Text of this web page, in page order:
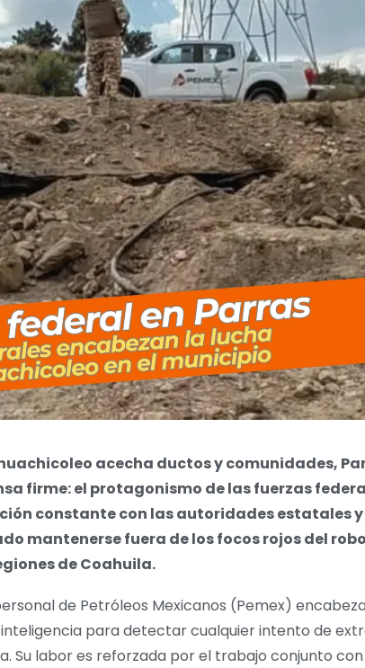
acecha ductos y comunidades,
firme: el protagonismo de las fuerzas
constante con las autoridades estatales y
mantenerse fuera de los focos rojos del
de Coahuila.
de Petróleos Mexicanos (Pemex)
para detectar cualquier intento de
Su labor es reforzada por el trabajo conjunto